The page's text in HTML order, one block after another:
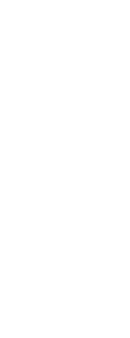
Otro hito
la posibilidad
De esta forma
baremaciones
para ir dando
necesidades
Nuevos